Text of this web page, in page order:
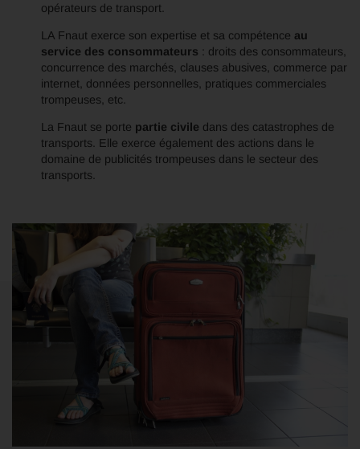
opérateurs de transport.
LA Fnaut exerce son expertise et sa compétence au
service des consommateurs : droits des consommateurs,
concurrence des marchés, clauses abusives, commerce par
internet, données personnelles, pratiques commerciales
trompeuses, etc.
La Fnaut se porte partie civile dans des catastrophes de
transports. Elle exerce également des actions dans le
domaine de publicités trompeuses dans le secteur des
transports.